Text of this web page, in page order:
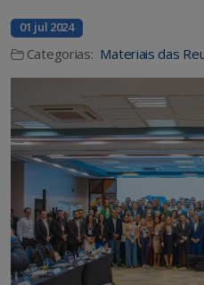
01 jul 2024
Categorias: Materiais das